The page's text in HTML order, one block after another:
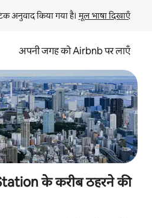
अनुवाद किया गया है। मूल भाषा दिखाएँ
अपनी जगह को Airbnb पर लाएँ
के करीब ठहरने की